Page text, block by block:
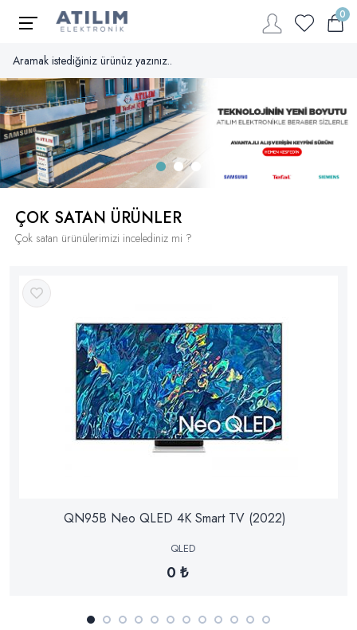
atilim@atilimalanya.com
0
ÇOK SATAN ÜRÜNLER
Çok satan ürünülerimizi incelediniz mi ?
QN95B Neo QLED 4K Smart TV (2022)
QLED
0 ₺